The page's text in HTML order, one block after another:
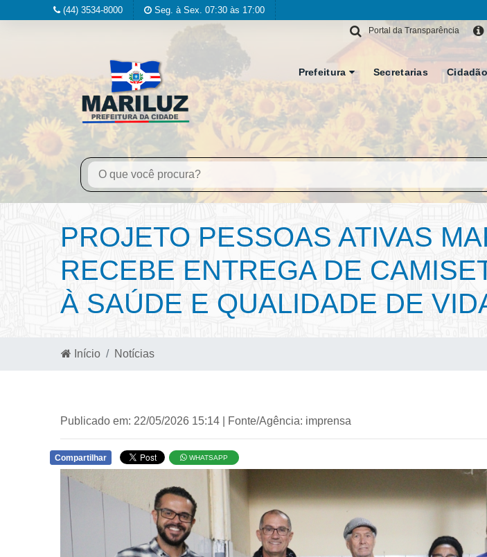
(44) 3534-8000 Seg. à Sex. 07:30 às 17:00
Portal da Transparência
Prefeitura Secretarias
PROJETO PESSOAS ATIVAS
RECEBE ENTREGA DE
À SAÚDE E QUALIDADE DE
Início Notícias
Publicado em: 22/05/2026 15:14 | Fonte/Agência: imprensa
Compartilhar WHATSAPP